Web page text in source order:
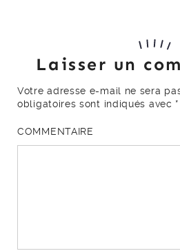
Laisser un
Votre adresse e-mail ne sera
obligatoires sont indiqués avec *
COMMENTAIRE